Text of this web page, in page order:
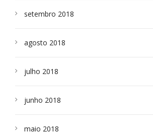
setembro 2018
agosto 2018
julho 2018
junho 2018
maio 2018